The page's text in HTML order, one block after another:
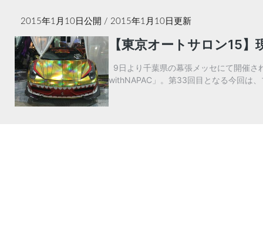
2015年1月10日 公開 / 2015年1月10日 更新
【東京オートサロン15
9日より千葉県の幕張メッセにて開催
withNAPAC」。第33回目となる今回は